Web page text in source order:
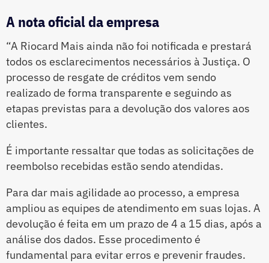
A nota oficial da empresa
“A Riocard Mais ainda não foi notificada e prestará
todos os esclarecimentos necessários à Justiça. O
processo de resgate de créditos vem sendo
realizado de forma transparente e seguindo as
etapas previstas para a devolução dos valores aos
clientes.
É importante ressaltar que todas as solicitações de
reembolso recebidas estão sendo atendidas.
Para dar mais agilidade ao processo, a empresa
ampliou as equipes de atendimento em suas lojas. A
devolução é feita em um prazo de 4 a 15 dias, após a
análise dos dados. Esse procedimento é
fundamental para evitar erros e prevenir fraudes.